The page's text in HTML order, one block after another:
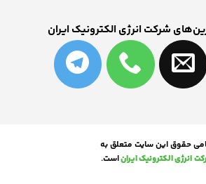
شرکت انرژی الکترونیک ایران
حقوق این سایت متعلقبه
انرژی الکترونیک ایراناست.